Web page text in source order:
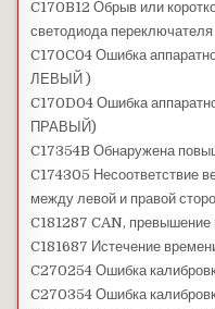
C170B12 Обрыв или
светодиода переключателя
C170C04 Ошибка
ЛЕВЫЙ )
C170D04 Ошибка
ПРАВЫЙ)
C17354B Обнаружена
C174305 Несоответствие
между левой и правой
C181287 CAN,
C181687 Истечение
C270254 Ошибка
C270354 Ошибка